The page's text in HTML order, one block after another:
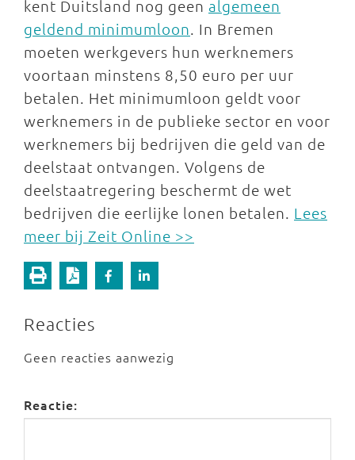
kent Duitsland nog geen algemeen
geldend minimumloon. In Bremen
moeten werkgevers hun werknemers
voortaan minstens 8,50 euro per uur
betalen. Het minimumloon geldt voor
werknemers in de publieke sector en voor
werknemers bij bedrijven die geld van de
deelstaat ontvangen. Volgens de
deelstaatregering beschermt de wet
bedrijven die eerlijke lonen betalen. Lees
meer bij Zeit Online >>
Reacties
Geen reacties aanwezig
Reactie: